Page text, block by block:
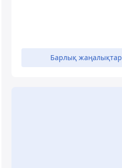
Барлық жаңалықтар